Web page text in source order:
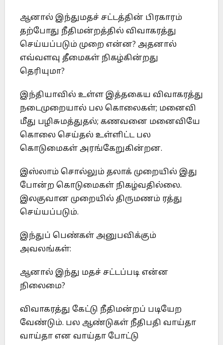
ஆனால் இந்துமதச் சட்டத்தின் பிரகாரம்
தற்போது நீதிமன்றத்தில் விவாகரத்து
செய்யப்படும் முறை என்ன? அதனால்
எவ்வளவு தீமைகள் நிகழ்கின்றது
தெரியுமா?
இந்தியாவில் உள்ள இத்தகைய விவாகரத்து
நடைமுறையால் பல கொலைகள்; மனைவி
மீது பழிசுமத்துதல்; கணவனை மனைவியே
கொலை செய்தல் உள்ளிட்ட பல
கொடுமைகள் அரங்கேறுகின்றன.
இஸ்லாம் சொல்லும் தலாக் முறையில் இது
போன்ற கொடுமைகள் நிகழ்வதில்லை.
இலகுவான முறையில் திருமணம் ரத்து
செய்யப்படும்.
இந்துப் பெண்கள் அனுபவிக்கும்
அவலங்கள்:
ஆனால் இந்து மதச் சட்டப்படி என்ன
நிலைமை?
விவாகரத்து கேட்டு நீதிமன்றப் படியேற
வேண்டும். பல ஆண்டுகள் நீதிபதி வாய்தா
வாய்தா என வாய்தா போட்டு